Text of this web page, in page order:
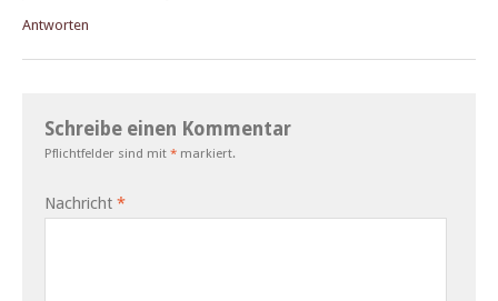
Antworten
Schreibe einen Kommentar
Pflichtfelder sind mit * markiert.
Nachricht *